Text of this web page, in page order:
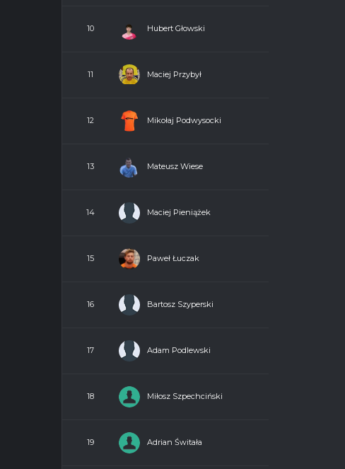
10 Hubert Głowski
11 Maciej Przybył
12 Mikołaj Podwysocki
13 Mateusz Wiese
14 Maciej Pieniążek
15 Paweł Łuczak
16 Bartosz Szyperski
17 Adam Podlewski
18 Miłosz Szpechciński
19 Adrian Świtała